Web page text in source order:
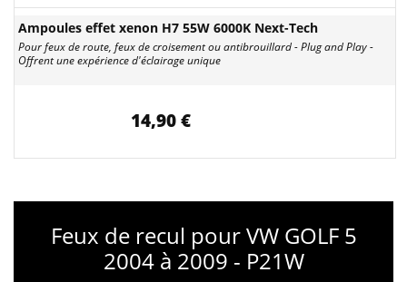
Ampoules effet xenon H7 55W 6000K Next-Tech
Pour feux de route, feux de croisement ou antibrouillard - Plug and Play -
Offrent une expérience d'éclairage unique
14,90 €
Feux de recul pour VW GOLF 5
2004 à 2009 - P21W